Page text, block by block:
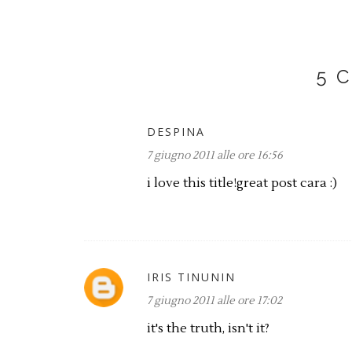
5
DESPINA
7 giugno 2011 alle ore 16:56
i love this title!great post cara :)
IRIS TINUNIN
7 giugno 2011 alle ore 17:02
it's the truth, isn't it?